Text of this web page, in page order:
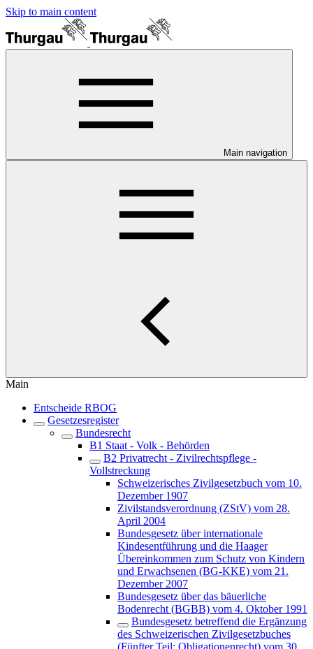
Skip to main content
Main navigation
Main
Entscheide RBOG
Gesetzesregister
Bundesrecht
B1 Staat - Volk - Behörden
B2 Privatrecht - Zivilrechtspflege -
Vollstreckung
Schweizerisches Zivilgesetzbuch vom 10.
Dezember 1907
Zivilstandsverordnung (ZStV) vom 28.
April 2004
Bundesgesetz über internationale
Kindesentführung und die Haager
Übereinkommen zum Schutz von Kindern
und Erwachsenen (BG-KKE) vom 21.
Dezember 2007
Bundesgesetz über das bäuerliche
Bodenrecht (BGBB) vom 4. Oktober 1991
Bundesgesetz betreffend die Ergänzung
des Schweizerischen Zivilgesetzbuches
(Fünfter Teil: Obligationenrecht) vom 30.